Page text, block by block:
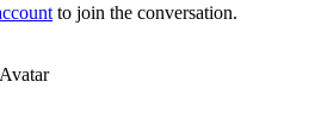
to join the conversation.